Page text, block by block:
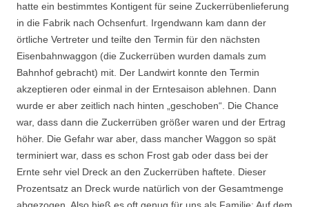
hatte ein bestimmtes Kontigent für seine Zuckerrübenlieferung
in die Fabrik nach Ochsenfurt. Irgendwann kam dann der
örtliche Vertreter und teilte den Termin für den nächsten
Eisenbahnwaggon (die Zuckerrüben wurden damals zum
Bahnhof gebracht) mit. Der Landwirt konnte den Termin
akzeptieren oder einmal in der Erntesaison ablehnen. Dann
wurde er aber zeitlich nach hinten „geschoben“. Die Chance
war, dass dann die Zuckerrüben größer waren und der Ertrag
höher. Die Gefahr war aber, dass mancher Waggon so spät
terminiert war, dass es schon Frost gab oder dass bei der
Ernte sehr viel Dreck an den Zuckerrüben haftete. Dieser
Prozentsatz an Dreck wurde natürlich von der Gesamtmenge